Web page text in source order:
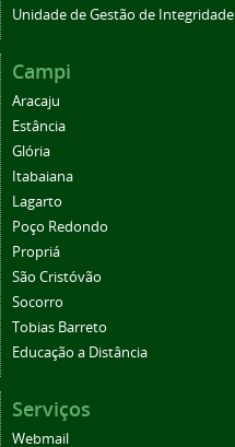
Unidade de Gestão de Integridade
Campi
Aracaju
Estância
Glória
Itabaiana
Lagarto
Poço Redondo
Propriá
São Cristóvão
Socorro
Tobias Barreto
Educação a Distância
Serviços
Webmail